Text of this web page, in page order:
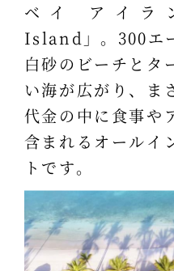
ベイ アイラ
Island」。300エ
白砂のビーチとタ
い海が広がり、ま
代金の中に食事や
含まれるオールイ
トです。